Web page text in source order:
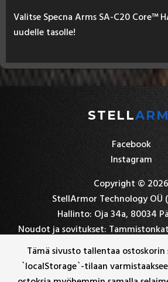
Tämä sivusto tallentaa ostoskorin
`localStorage`-tilaan
Va­lit­se Spec­na Arms SA-C20 Co­re™
uu­del­le ta­sol­le!
STELL
Facebook
Instagram
Copyright © 2026
StellArmor Technology OÜ
Hallinto: Oja 34a, 80034
Noudot ja sovitukset:
+358 45 7839 5396